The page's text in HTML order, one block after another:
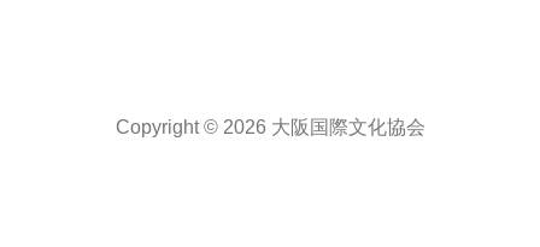
Copyright © 2026 大阪国際文化協会